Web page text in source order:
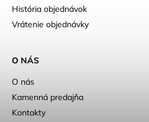
História objednávok
Vrátenie objednávky
O NÁS
O nás
Kamenná predajňa
Kontakty